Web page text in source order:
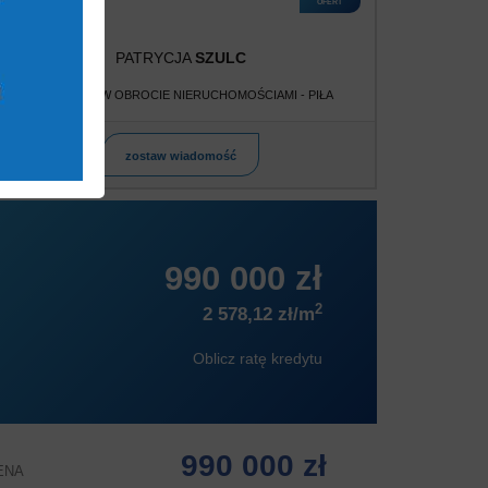
PATRYCJA SZULC
POŚREDNIK W OBROCIE NIERUCHOMOŚCIAMI - PIŁA
zostaw wiadomość
990 000 zł
2 578,12 zł/m2
Oblicz ratę kredytu
990 000 zł